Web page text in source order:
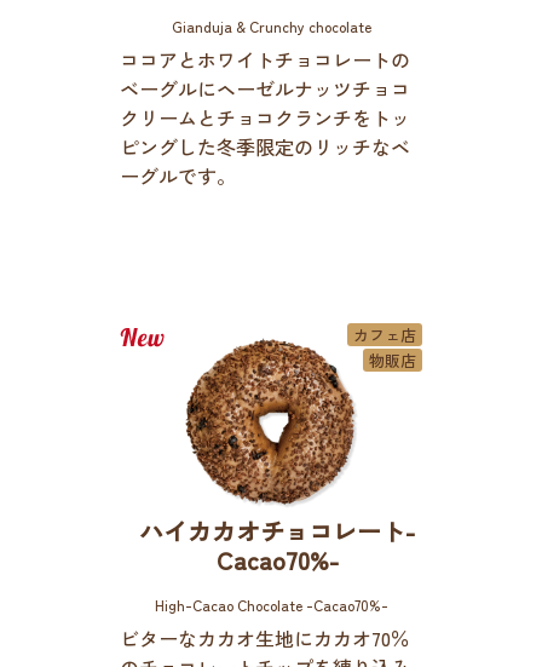
Gianduja & Crunchy chocolate
ココアとホワイトチョコレートの
ベーグルにヘーゼルナッツチョコ
クリームとチョコクランチをトッ
ピングした冬季限定のリッチなベ
ーグルです。
ハイカカオチョコレート-
Cacao70%-
High-Cacao Chocolate -Cacao70%-
ビターなカカオ生地にカカオ70％
カフェ店
物販店